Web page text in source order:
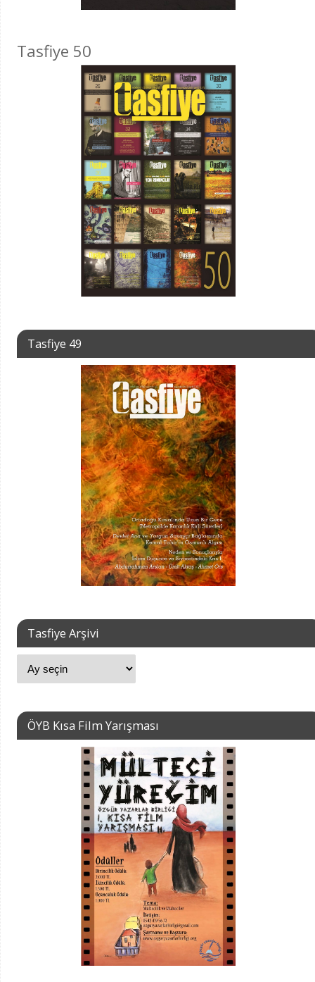
Tasfiye 50
Tasfiye 49
Tasfiye Arşivi
ÖYB Kısa Film Yarışması